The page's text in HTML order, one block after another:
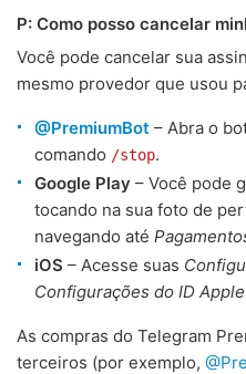
P: Como posso cancelar
Você pode cancelar sua
mesmo provedor que usou
@PremiumBot – Abra o
comando /stop.
Google Play – Você pode
tocando na sua foto de
navegando até
iOS – Acesse suas
Configurações do ID
As compras do Telegram
terceiros (por exemplo,